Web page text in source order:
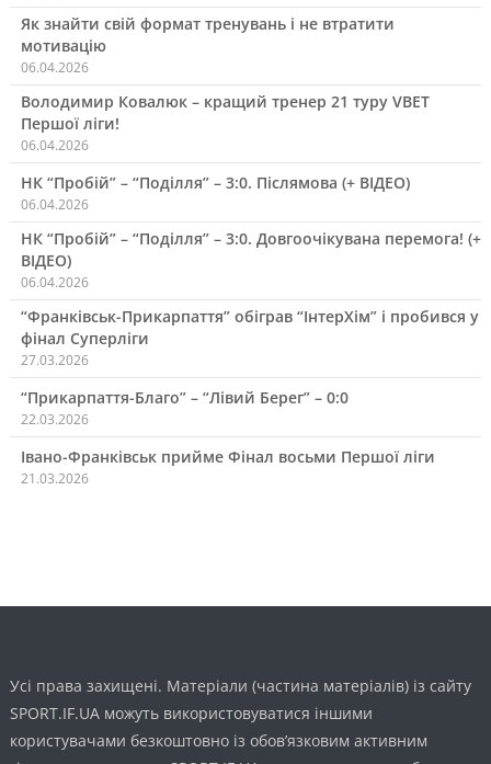
Як знайти свій формат тренувань і не втратити
мотивацію
06.04.2026
Володимир Ковалюк – кращий тренер 21 туру VBET
Першої ліги!
06.04.2026
НК “Пробій” – “Поділля” – 3:0. Післямова (+ ВІДЕО)
06.04.2026
НК “Пробій” – “Поділля” – 3:0. Довгоочікувана перемога! (+
ВІДЕО)
06.04.2026
“Франківськ-Прикарпаття” обіграв “ІнтерХім” і пробився у
фінал Суперліги
27.03.2026
“Прикарпаття-Благо” – “Лівий Берег” – 0:0
22.03.2026
Івано-Франківськ прийме Фінал восьми Першої ліги
21.03.2026
Усі права захищені. Матеріали (частина матеріалів) із сайту
SPORT.IF.UA можуть використовуватися іншими
користувачами безкоштовно із обов’язковим активним